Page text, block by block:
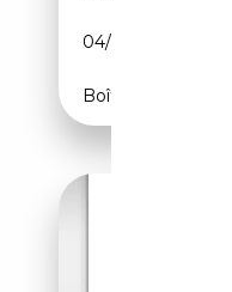
04/2025
Boîte automatique